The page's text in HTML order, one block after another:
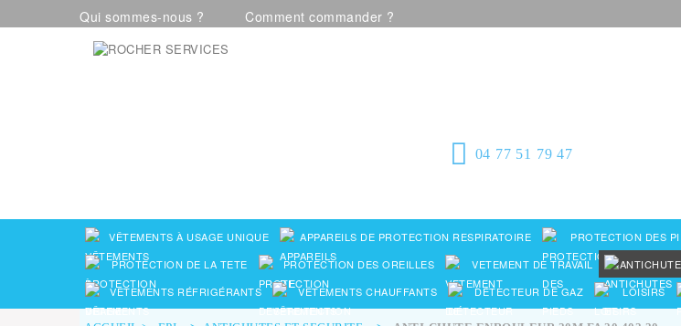
Qui sommes-nous ? Comment commander ?
04 77 51 79 47
VÊTEMENTS À USAGE UNIQUE APPAREILS DE PROTECTION RESPIRATOIRE PROTECTION DES
PROTECTION DE LA TETE
PROTECTION DES OREILLES VETEMENT DE TRAVAIL
VÊTEMENTS RÉFRIGÉRANTS
VÊTEMENTS CHAUFFANTS DÉTECTEUR DE GAZ LOISIRS